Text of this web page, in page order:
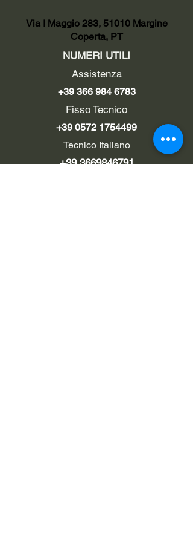
Via I Maggio 283, 51010 Margine
Coperta, PT
NUMERI UTILI
Assistenza
+39 366 984 6783
Fisso Tecnico
+39 0572 1754499
Tecnico Italiano
+39 3669846791